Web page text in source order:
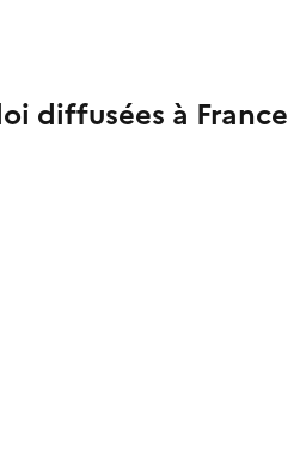
diffusées à France